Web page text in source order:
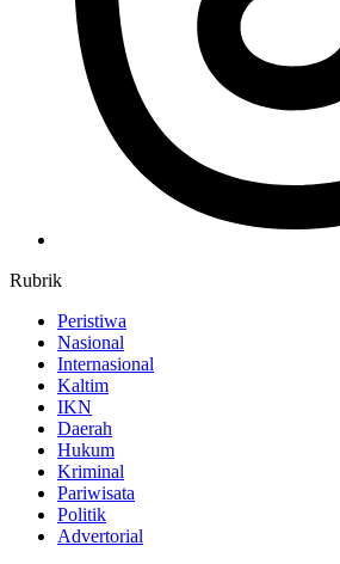
Rubrik
Peristiwa
Nasional
Internasional
Kaltim
IKN
Daerah
Hukum
Kriminal
Pariwisata
Politik
Advertorial